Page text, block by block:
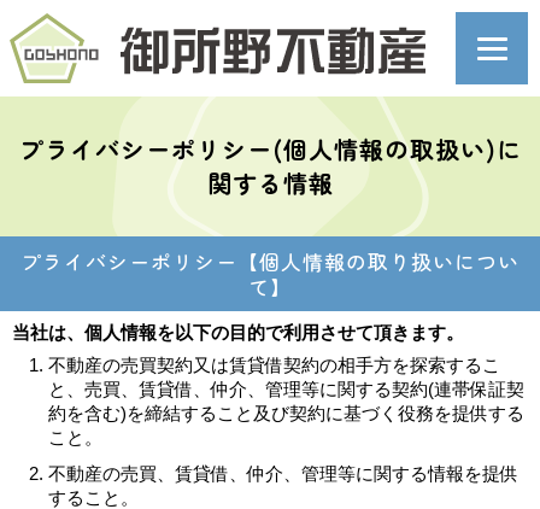
プライバシーポリシー(個人情報の取扱い)に
関する情報
プライバシーポリシー【個人情報の取り扱いについ
て】
当社は、個人情報を以下の目的で利用させて頂きます。
不動産の売買契約又は賃貸借契約の相手方を探索するこ
と、売買、賃貸借、仲介、管理等に関する契約(連帯保証契
約を含む)を締結すること及び契約に基づく役務を提供する
こと。
不動産の売買、賃貸借、仲介、管理等に関する情報を提供
すること。